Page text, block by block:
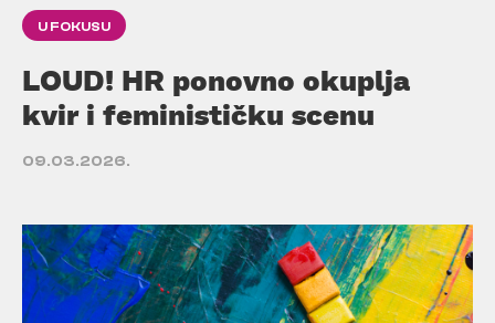
U FOKUSU
LOUD! HR ponovno okuplja
kvir i feminističku scenu
09.03.2026.